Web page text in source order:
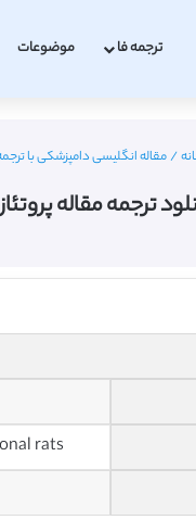
ترجمه فا موضوعات
/مقاله انگلیسی دامپزشکی با ترجمه فارسی
ترجمه مقاله
rats